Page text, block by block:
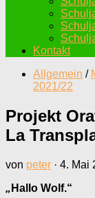
Kontakt
Allgemein /
2021/22
Projekt
La
von peter · 4. Mai
„ Hallo Wolf.“